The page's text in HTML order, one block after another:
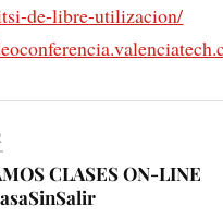
de-libre-utilizacion/
CLASES ON-LINE